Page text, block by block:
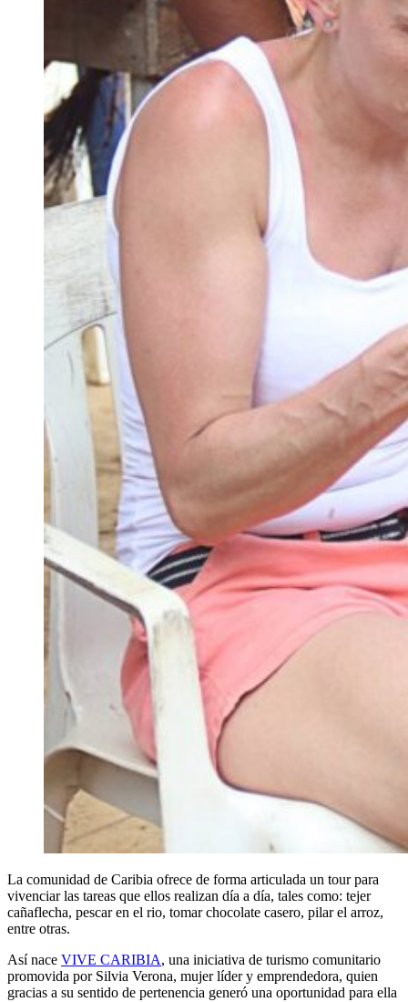
La comunidad de Caribia ofrece de forma articulada un tour para
vivenciar las tareas que ellos realizan día a día, tales como: tejer
cañaflecha, pescar en el rio, tomar chocolate casero, pilar el arroz,
entre otras.
Así nace VIVE CARIBIA, una iniciativa de turismo comunitario
promovida por Silvia Verona, mujer líder y emprendedora, quien
gracias a su sentido de pertenencia generó una oportunidad para ella